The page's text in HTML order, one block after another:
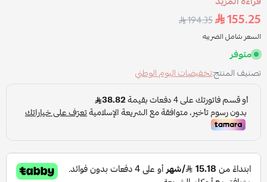
155.25
194.35
السعر شامل الضريبه
متوفر
تصنيف المنتج:تخفيضات اليوم الوطني